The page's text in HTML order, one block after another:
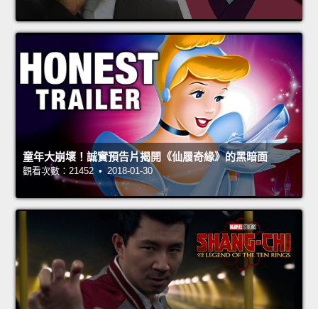
童年大崩壞！誠實預告片揭開《仙履奇緣》的黑暗面
觀看次數：21452 • 2018-01-30